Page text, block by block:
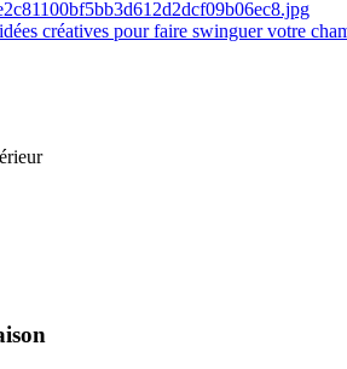
créatives pour faire swinguer votre